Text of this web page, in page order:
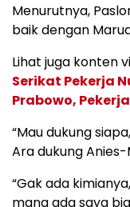
Menurutnya,
baik dengan
Lihat juga konten
Serikat Pekerja
Prabowo,
“Mau dukung
Ara dukung
“Gak ada
mana ada saya